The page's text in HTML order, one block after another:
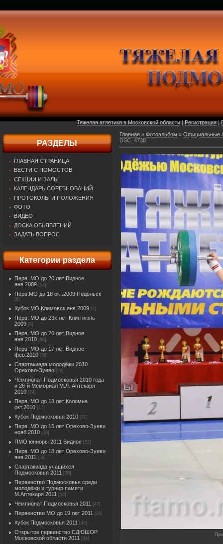
Тяжелая атлетика в Московской области|Регистрация|
РАЗДЕЛЫ
ГЛАВНАЯ СТРАНИЦА
ВЕСТИ С ПОМОСТОВ
СЕКЦИИ И ЗАЛЫ
КАЛЕНДАРЬ СОРЕВНОВАНИЙ
ПРОТОКОЛЫ И ПОЛОЖЕНИЯ
ФОТО
ВИДЕО
ДОСКА ОБЬЯВЛЕНИЙ
ЗАДАТЬ ВОПРОС
Категории раздела
Перв. МО до 20 лет Видное
янв.2009
[14]
Перв.МО до 18 окт.2009 Подольск
[8]
Кубок МО Климовск янв.2009 [7]
Перв. МО до 23х лет Клин июнь
2009 [8]
Перв. МО до 20 лет Видное
янв.2010 [36]
Перв. МО до 17 лет Видное
фев.2010 [38]
Спартакиада молодёжи 2010
Орехово-Зуево [29]
Чемпионат Подмосковья 2010 года
и 26-й Мемориал М.Л. Аптекаря
2010
[74]
Перв. МО до 18 лет Коломна
окт.2010 [37]
Кубок Подмосковья 2010 [31]
Перв. МО до 15 лет Орехово-Зуево
нояб.2010 [30]
ПМО юниоры 2011 Видное [52]
Перв. МО до 18 лет Орехово-Зуево
янв.2011
[38]
Спартакиада учащихся
Подмосковья 2011
[30]
Первенство Подмосковья среди
молодёжи и турнир памяти
М.Аптекаря 2011
[34]
Чемпионат Подмосковья 2011 [47]
Первенство МО до 19 лет 2011 [20]
Кубок Подмосковья 2011 [42]
Открытое первенство СДЮШОР
Московской области 2011
[34]
Главная » Фотоальбом » Официальные
DSC_4738